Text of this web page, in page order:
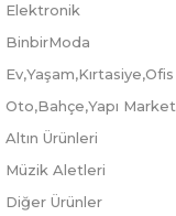
Elektronik
BinbirModa
Ev,Yaşam,Kırtasiye,Ofis
Oto,Bahçe,Yapı Market
Altın Ürünleri
Müzik Aletleri
Diğer Ürünler